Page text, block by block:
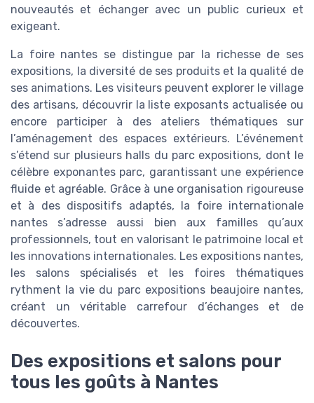
nouveautés et échanger avec un public curieux et
exigeant.
La foire nantes se distingue par la richesse de ses
expositions, la diversité de ses produits et la qualité de
ses animations. Les visiteurs peuvent explorer le village
des artisans, découvrir la liste exposants actualisée ou
encore participer à des ateliers thématiques sur
l’aménagement des espaces extérieurs. L’événement
s’étend sur plusieurs halls du parc expositions, dont le
célèbre exponantes parc, garantissant une expérience
fluide et agréable. Grâce à une organisation rigoureuse
et à des dispositifs adaptés, la foire internationale
nantes s’adresse aussi bien aux familles qu’aux
professionnels, tout en valorisant le patrimoine local et
les innovations internationales. Les expositions nantes,
les salons spécialisés et les foires thématiques
rythment la vie du parc expositions beaujoire nantes,
créant un véritable carrefour d’échanges et de
découvertes.
Des expositions et salons pour
tous les goûts à Nantes